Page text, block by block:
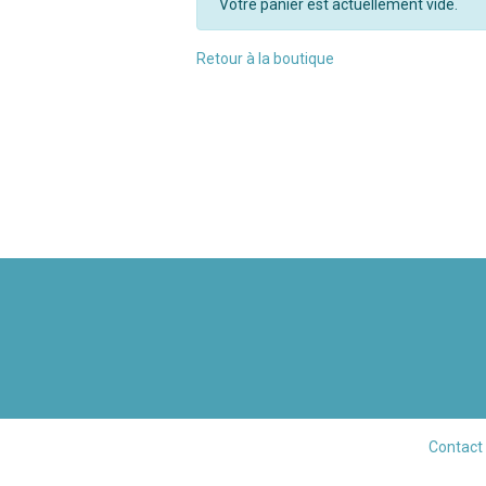
Votre panier est actuellement vide.
Retour à la boutique
Contact